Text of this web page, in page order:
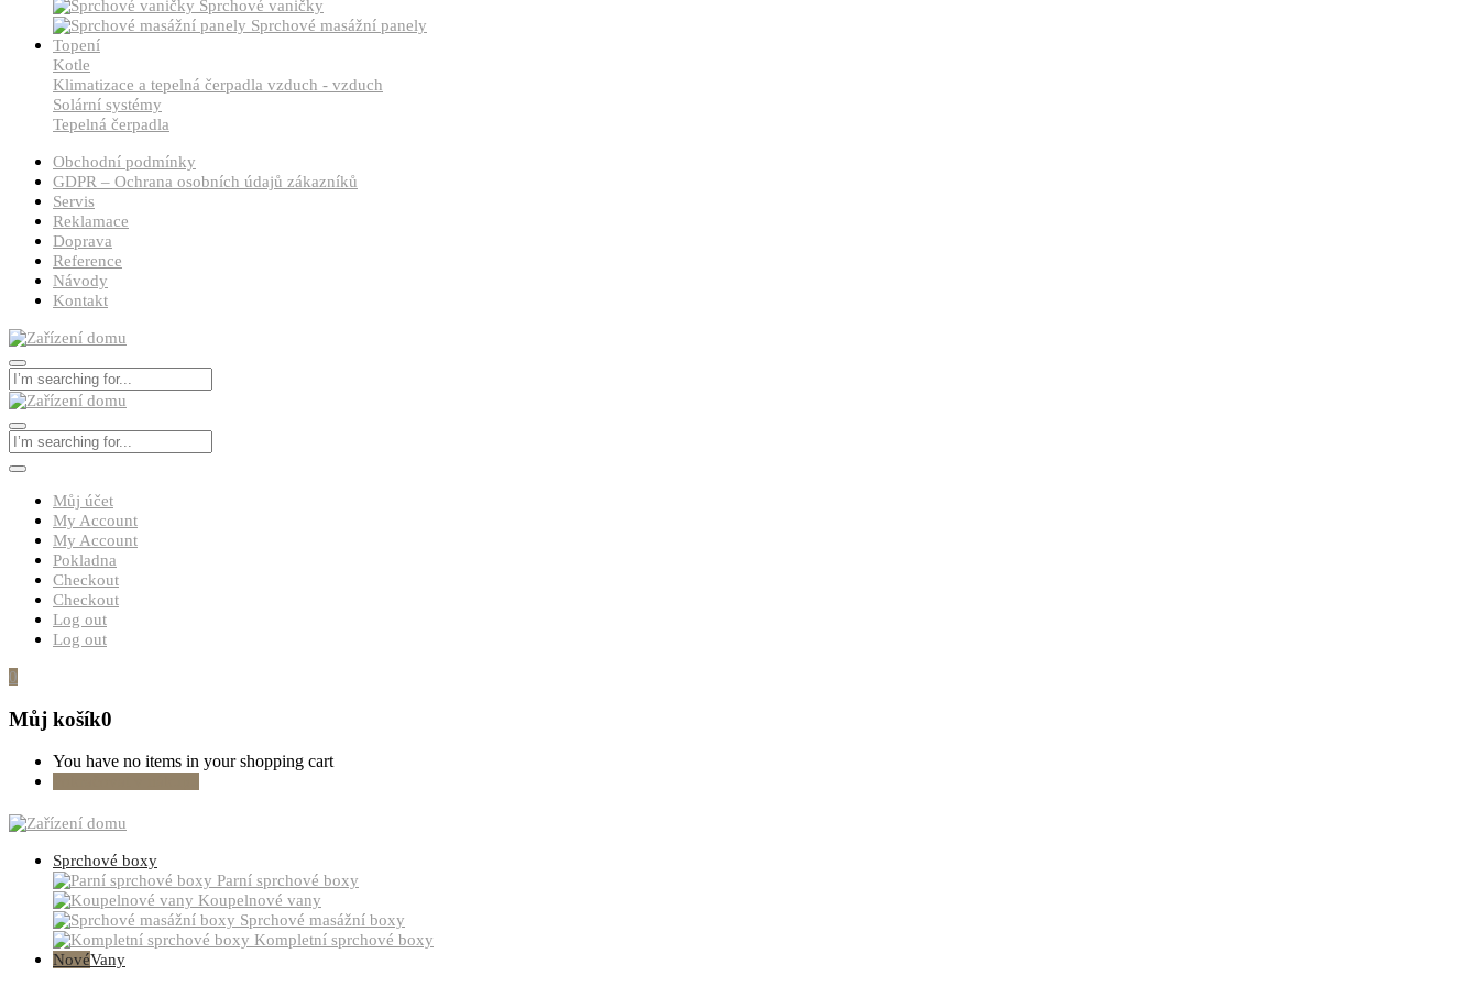
Sprchové vaničky
Sprchové masážní panely
Topení
Kotle
Klimatizace a tepelná čerpadla vzduch - vzduch
Solární systémy
Tepelná čerpadla
Obchodní podmínky
GDPR – Ochrana osobních údajů zákazníků
Servis
Reklamace
Doprava
Reference
Návody
Kontakt
Můj účet
My Account
My Account
Pokladna
Checkout
Checkout
Log out
Log out
0
Můj košík0
You have no items in your shopping cart
Sprchové boxy
Parní sprchové boxy
Koupelnové vany
Sprchové masážní boxy
Kompletní sprchové boxy
NovéVany